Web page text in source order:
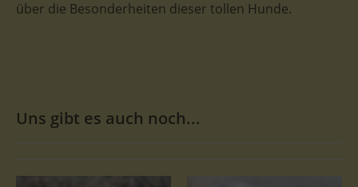
über die Besonderheiten dieser tollen Hunde.
Uns gibt es auch noch...